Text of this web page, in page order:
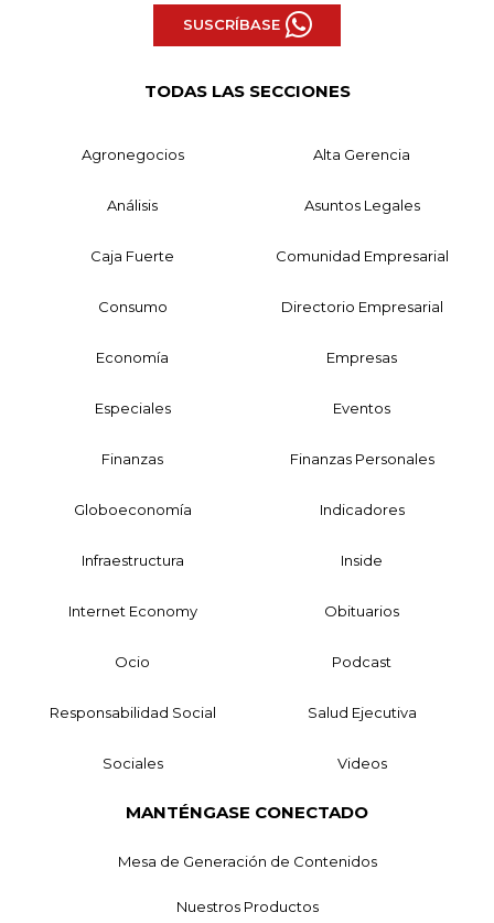
SUSCRÍBASE
TODAS LAS SECCIONES
Agronegocios Alta Gerencia
Análisis Asuntos Legales
Caja Fuerte Comunidad Empresarial
Consumo Directorio Empresarial
Economía Empresas
Especiales Eventos
Finanzas Finanzas Personales
Globoeconomía Indicadores
Infraestructura Inside
Internet Economy Obituarios
Ocio Podcast
Responsabilidad Social Salud Ejecutiva
Sociales Videos
MANTÉNGASE CONECTADO
Mesa de Generación de Contenidos
Nuestros Productos